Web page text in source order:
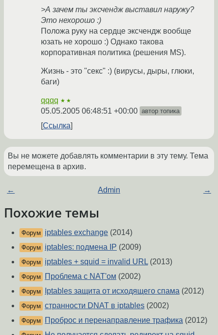
>А зачем ты эксчендж выставил наружу?
Это нехорошо :)
Положа руку на сердце эксчендж вообще
юзать не хорошо :) Однако такова
корпоративная политика (решения MS).
Жизнь - это "секс" :) (вирусы, дыры, глюки,
баги)
qqqq ★★
05.05.2005 06:48:51 +00:00 автор топика
Ссылка
Вы не можете добавлять комментарии в эту тему. Тема
перемещена в архив.
← Admin →
Похожие темы
Форум iptables exchange (2014)
Форум iptables: подмена IP (2009)
Форум iptables + squid = invalid URL (2013)
Форум Проблема с NAT'ом (2002)
Форум Iptables защита от исходящего спама (2012)
Форум странности DNAT в iptables (2002)
Форум Проброс и перенаправление трафика (2012)